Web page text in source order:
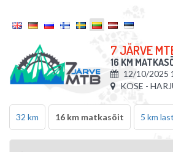
7 JÄRVE
16 KM
12/10/2025
KOSE -
32 km 16 km matkasõit 5 km